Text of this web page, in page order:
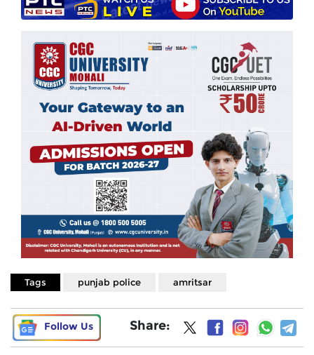
Tags punjab police amritsar
Follow Us Share: